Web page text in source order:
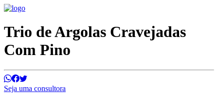
Trio de Argolas Cravejadas
Com Pino
Seja uma consultora